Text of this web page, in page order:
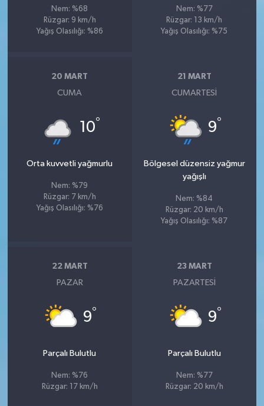
Nem: %68
Rüzgar: 9 km/h
Yağış Olasılığı: %86
Nem: %77
Rüzgar: 13 km/h
Yağış Olasılığı: %75
20 MART
CUMA
10°
Orta kuvvetli yağmurlu
Nem: %79
Rüzgar: 7 km/h
Yağış Olasılığı: %76
21 MART
CUMARTESI
9°
Bölgesel düzensiz yağmur
yağışlı
Nem: %84
Rüzgar: 20 km/h
Yağış Olasılığı: %87
22 MART
PAZAR
9°
Parçalı Bulutlu
Nem: %76
Rüzgar: 17 km/h
23 MART
PAZARTESI
9°
Parçalı Bulutlu
Nem: %77
Rüzgar: 20 km/h